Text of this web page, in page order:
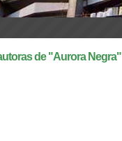
de "Aurora Negra"